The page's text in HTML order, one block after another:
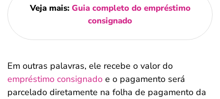
Veja mais: Guia completo do empréstimo
consignado
Em outras palavras, ele recebe o valor do
empréstimo consignado e o pagamento será
parcelado diretamente na folha de pagamento da